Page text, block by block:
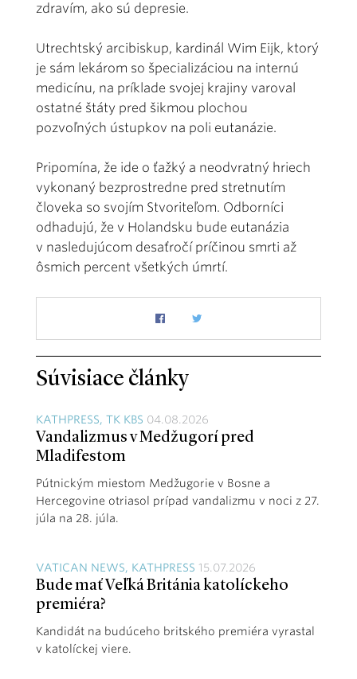
zdravím, ako sú depresie.
Utrechtský arcibiskup, kardinál Wim Eijk, ktorý
je sám lekárom so špecializáciou na internú
medicínu, na príklade svojej krajiny varoval
ostatné štáty pred šikmou plochou
pozvoľných ústupkov na poli eutanázie.
Pripomína, že ide o ťažký a neodvratný hriech
vykonaný bezprostredne pred stretnutím
človeka so svojím Stvoriteľom. Odborníci
odhadujú, že v Holandsku bude eutanázia
v nasledujúcom desaťročí príčinou smrti až
ôsmich percent všetkých úmrtí.
Súvisiace články
KATHPRESS, TK KBS 04.08.2026
Vandalizmus v Medžugorí pred
Mladifestom
Pútnickým miestom Medžugorie v Bosne a
Hercegovine otriasol prípad vandalizmu v noci z 27.
júla na 28. júla.
VATICAN NEWS, KATHPRESS 15.07.2026
Bude mať Veľká Británia katolíckeho
premiéra?
Kandidát na budúceho britského premiéra vyrastal
v katolíckej viere.